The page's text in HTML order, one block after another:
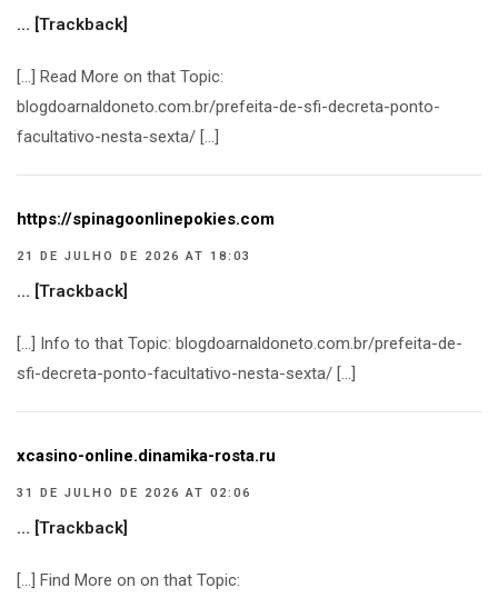
… [Trackback]
[…] Read More on that Topic:
blogdoarnaldoneto.com.br/prefeita-de-sfi-decreta-ponto-
facultativo-nesta-sexta/ […]
https://spinagoonlinepokies.com
21 DE JULHO DE 2026 AT 18:03
… [Trackback]
[…] Info to that Topic: blogdoarnaldoneto.com.br/prefeita-de-
sfi-decreta-ponto-facultativo-nesta-sexta/ […]
xcasino-online.dinamika-rosta.ru
31 DE JULHO DE 2026 AT 02:06
… [Trackback]
[…] Find More on on that Topic: